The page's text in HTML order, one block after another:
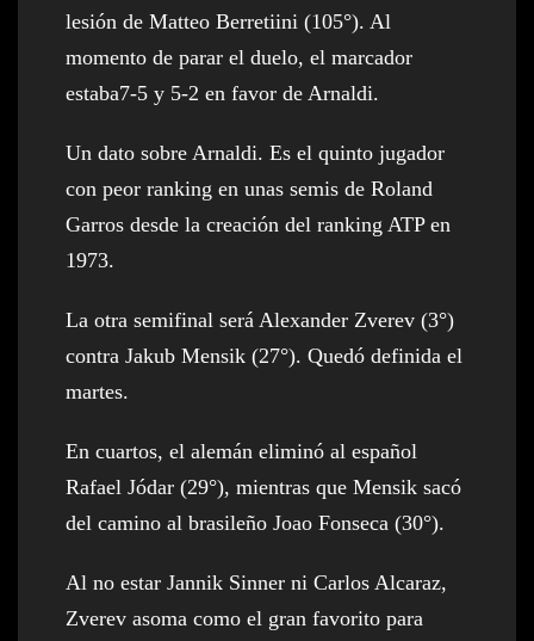
lesión de Matteo Berretiini (105°). Al
momento de parar el duelo, el marcador
estaba7-5 y 5-2 en favor de Arnaldi.
Un dato sobre Arnaldi. Es el quinto jugador
con peor ranking en unas semis de Roland
Garros desde la creación del ranking ATP en
1973.
La otra semifinal será Alexander Zverev (3°)
contra Jakub Mensik (27°). Quedó definida el
martes.
En cuartos, el alemán eliminó al español
Rafael Jódar (29°), mientras que Mensik sacó
del camino al brasileño Joao Fonseca (30°).
Al no estar Jannik Sinner ni Carlos Alcaraz,
Zverev asoma como el gran favorito para